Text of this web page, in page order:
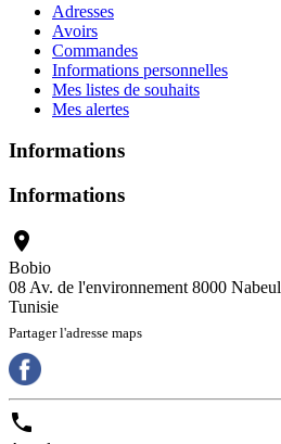
Adresses
Avoirs
Commandes
Informations personnelles
Mes listes de souhaits
Mes alertes
Informations
Informations

Bobio
08 Av. de l'environnement 8000 Nabeul
Tunisie
Partager l'adresse maps
